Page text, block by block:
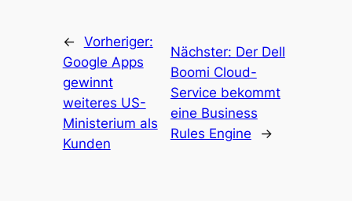
← Vorheriger:
Google Apps
gewinnt
weiteres US-
Ministerium als
Kunden
Nächster: Der Dell
Boomi Cloud-
Service bekommt
eine Business
Rules Engine
→